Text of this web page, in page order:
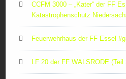
CCFM 3000 – „Kater“ der FF
Katastrophenschutz
Feuerwehrhaus der FF Essel
LF 20 der FF WALSRODE (Teil